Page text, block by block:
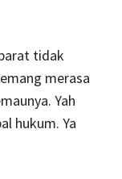
tidak
merasa
Yah
hukum. Ya